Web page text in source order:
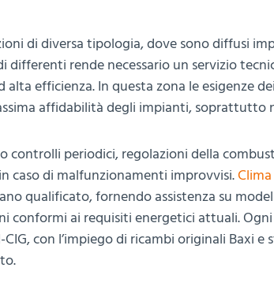
di diversa tipologia, dove sono diffusi
rende necessario un servizio
efficienza. In questa zona le esigenze
affidabilità degli impianti, soprattutto
periodici, regolazioni della
caso di malfunzionamenti improvvisi.
qualificato, fornendo assistenza su
conformi ai requisiti energetici attuali.
CIG, con l’impiego di ricambi originali Baxi